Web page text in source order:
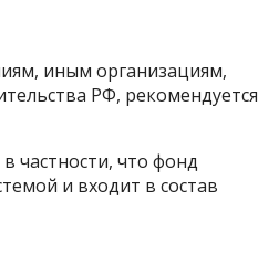
иным организациям,
РФ, рекомендуется
частности, что фонд
и входит в состав